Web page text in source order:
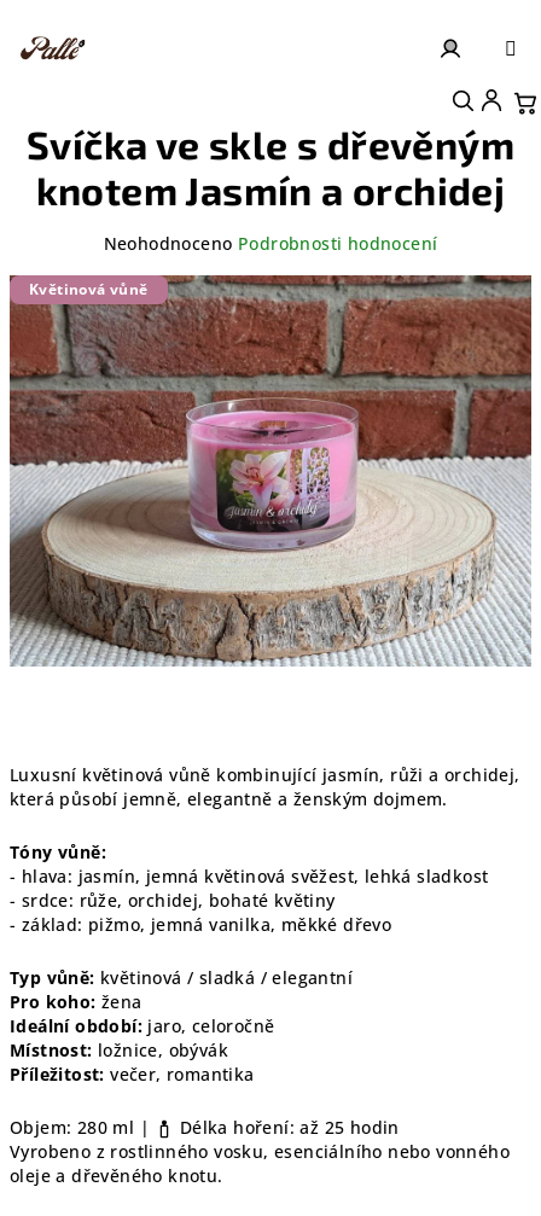
obsah
Přihlášení
Luxusní květinová vůně kombinující jasmín, růži a orchidej,
která působí jemně, elegantně a ženským dojmem.
Tóny vůně:
- hlava: jasmín, jemná květinová svěžest, lehká sladkost
- srdce: růže, orchidej, bohaté květiny
- základ: pižmo, jemná vanilka, měkké dřevo
Typ vůně: květinová / sladká / elegantní
Pro koho: žena
Ideální období: jaro, celoročně
Místnost: ložnice, obývák
Příležitost: večer, romantika
Objem: 280 ml |
Délka hoření: až 25 hodin
Vyrobeno z rostlinného vosku, esenciálního nebo vonného
oleje a dřevěného knotu.
Svíčka ve skle s dřevěným
knotem Jasmín a orchidej
produktu
je
z
5
hvězdiček.
Neohodnoceno Podrobnosti hodnocení
Květinová vůně